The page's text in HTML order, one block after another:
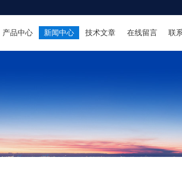
产品中心 新闻中心 技术文章 在线留言 联